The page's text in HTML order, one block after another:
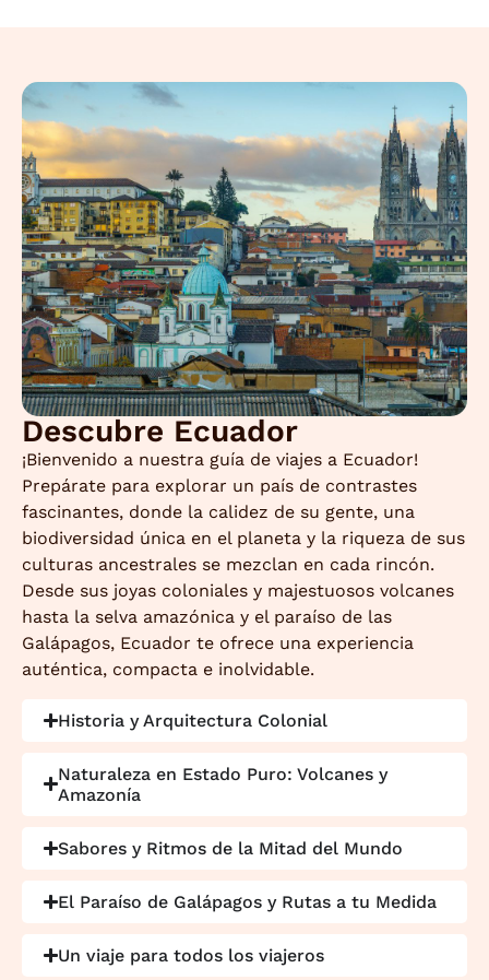
Descubre Ecuador
¡Bienvenido a nuestra guía de viajes a Ecuador!
Prepárate para explorar un país de contrastes
fascinantes, donde la calidez de su gente, una
biodiversidad única en el planeta y la riqueza de sus
culturas ancestrales se mezclan en cada rincón.
Desde sus joyas coloniales y majestuosos volcanes
hasta la selva amazónica y el paraíso de las
Galápagos, Ecuador te ofrece una experiencia
auténtica, compacta e inolvidable.
Historia y Arquitectura Colonial
Naturaleza en Estado Puro: Volcanes y
Amazonía
Sabores y Ritmos de la Mitad del Mundo
El Paraíso de Galápagos y Rutas a tu Medida
Un viaje para todos los viajeros